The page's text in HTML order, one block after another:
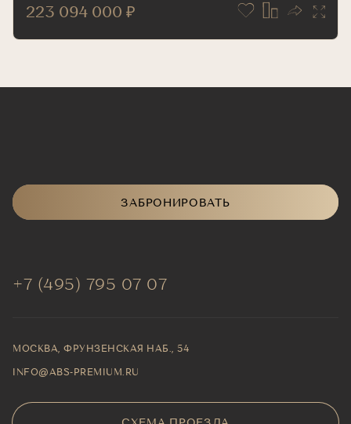
223 094 000 ₽
ЗАБРОНИРОВАТЬ
+7 (495) 795 07 07
МОСКВА, ФРУНЗЕНСКАЯ НАБ., 54
INFO@ABS-PREMIUM.RU